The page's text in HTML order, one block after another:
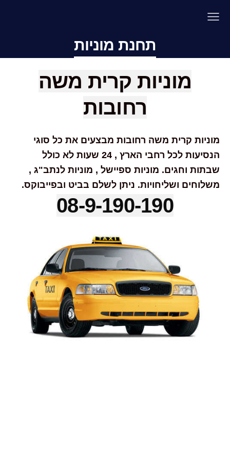
תחנת מוניות
מוניות קרית משה
רחובות
מוניות קרית משה רחובות מבצעים את כל סוגי
הנסיעות לכל רחבי הארץ , 24 שעות לא כולל
שבתות וחגים. מוניות ספיישל , מוניות לנתב"ג ,
משלוחים ושליחויות. ניתן לשלם בביט ובפייבוקס.
08-9-190-190